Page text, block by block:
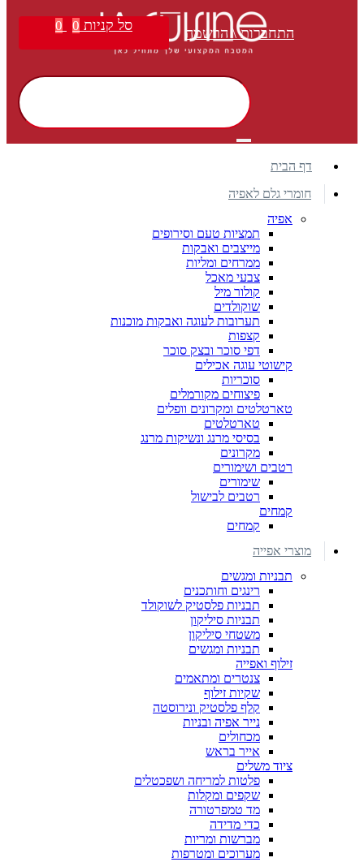
התחברות \ הרשמה סל קניות 0
0
דף הבית
חומרי גלם לאפיה
אפיה
תמציות טעם וסירופים
מייצבים ואבקות
ממרחים ומליות
צבעי מאכל
קולור מיל
שוקולדים
תערובות לעוגה ואבקות מוכנות
קצפות
דפי סוכר ובצק סוכר
קישוטי עוגה אכילים
סוכריות
פיצוחים מקורמלים
טארטלטים ומקרונים וופלים
טארטלטים
בסיסי מרנג ונשיקות מרנג
מקרונים
רטבים ושימורים
שימורים
רטבים לבישול
קמחים
קמחים
מוצרי אפייה
תבניות ומגשים
רינגים וחותכנים
תבניות פלסטיק לשוקולד
תבניות סיליקון
משטחי סיליקון
תבניות ומגשים
זילוף ואפייה
צנטרים ומתאמים
שקיות זילוף
קלף פלסטיק ונירוסטה
נייר אפיה ובניות
מכחולים
אייר בראש
ציוד משלים
פלטות למריחה ושפכטלים
שקפים ומקלות
מד טמפרטורה
כדי מדידה
מברשות ומריות
מערוכים ומטרפות